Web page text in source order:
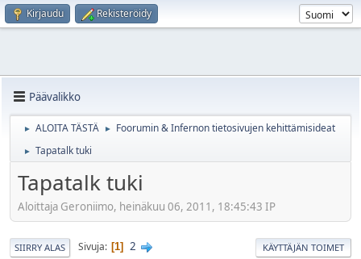
Kirjaudu Rekisteröidy
Päävalikko
► ALOITA TÄSTÄ ► Foorumin & Infernon tietosivujen kehittämisideat
► Tapatalk tuki
Tapatalk tuki
Aloittaja Geroniimo, heinäkuu 06, 2011, 18:45:43 IP
SIIRRY ALAS Sivuja 1 2 KÄYTTÄJÄN TOIMET